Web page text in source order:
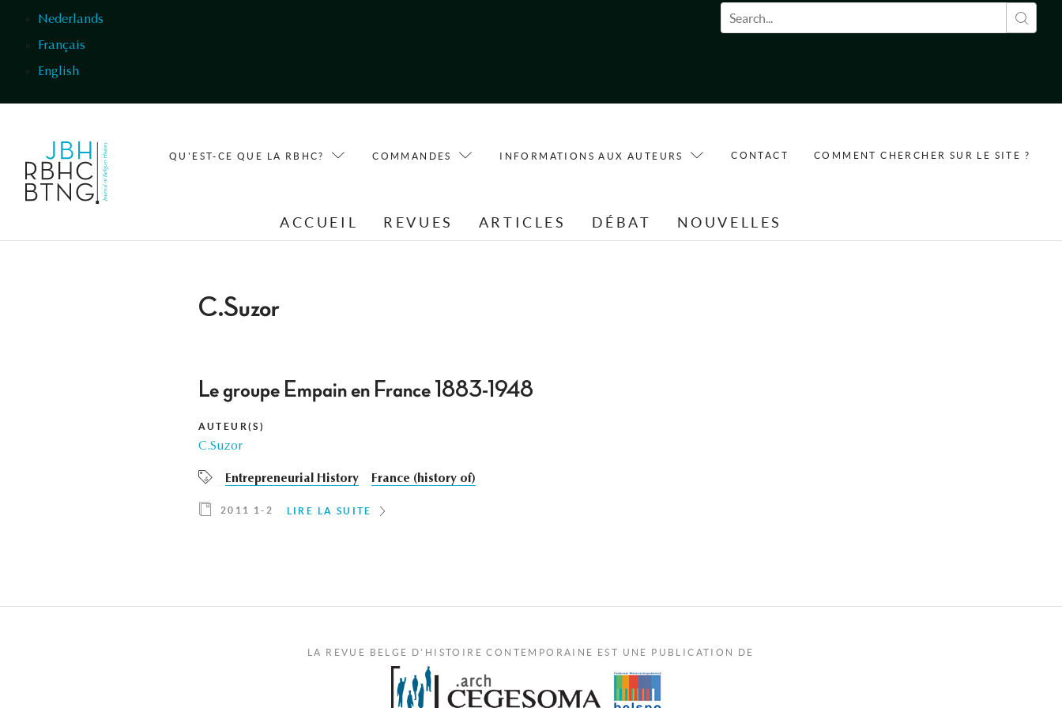
Nederlands
Français
English
Formulaire de recherche
QU'EST-CE QUE LA RBHC? COMMANDES INFORMATIONS AUX AUTEURS CONTACT COMMENT CHERCHER SUR LE SITE ?
ACCUEIL REVUES ARTICLES DÉBAT NOUVELLES
C.Suzor
Le groupe Empain en France 1883-1948
AUTEUR(S)
C.Suzor
Entrepreneurial History France (history of)
2011 1-2 LIRE LA SUITE
LA REVUE BELGE D'HISTOIRE CONTEMPORAINE EST UNE PUBLICATION DE